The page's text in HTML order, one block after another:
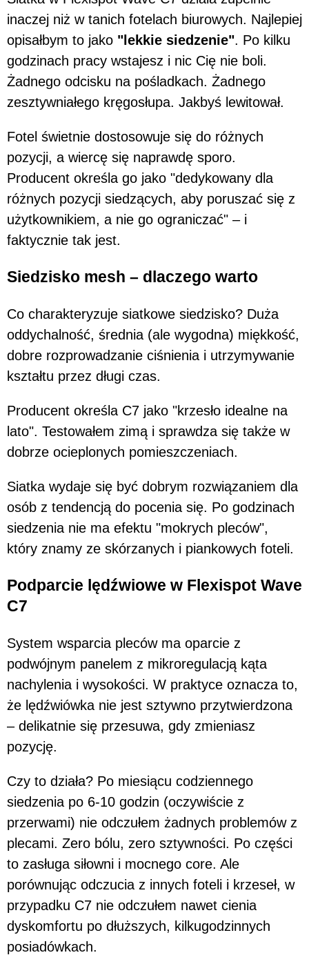
inaczej niż w tanich fotelach biurowych. Najlepiej
opisałbym to jako "lekkie siedzenie". Po kilku
godzinach pracy wstajesz i nic Cię nie boli.
Żadnego odcisku na pośladkach. Żadnego
zesztywniałego kręgosłupa. Jakbyś lewitował.
Fotel świetnie dostosowuje się do różnych
pozycji, a wiercę się naprawdę sporo.
Producent określa go jako "dedykowany dla
różnych pozycji siedzących, aby poruszać się z
użytkownikiem, a nie go ograniczać" – i
faktycznie tak jest.
Siedzisko mesh – dlaczego warto
Co charakteryzuje siatkowe siedzisko? Duża
oddychalność, średnia (ale wygodna) miękkość,
dobre rozprowadzanie ciśnienia i utrzymywanie
kształtu przez długi czas.
Producent określa C7 jako "krzesło idealne na
lato". Testowałem zimą i sprawdza się także w
dobrze ocieplonych pomieszczeniach.
Siatka wydaje się być dobrym rozwiązaniem dla
osób z tendencją do pocenia się. Po godzinach
siedzenia nie ma efektu "mokrych pleców",
który znamy ze skórzanych i piankowych foteli.
Podparcie lędźwiowe w Flexispot Wave
C7
System wsparcia pleców ma oparcie z
podwójnym panelem z mikroregulacją kąta
nachylenia i wysokości. W praktyce oznacza to,
że lędźwiówka nie jest sztywno przytwierdzona
– delikatnie się przesuwa, gdy zmieniasz
pozycję.
Czy to działa? Po miesiącu codziennego
siedzenia po 6-10 godzin (oczywiście z
przerwami) nie odczułem żadnych problemów z
plecami. Zero bólu, zero sztywności. Po części
to zasługa siłowni i mocnego core. Ale
porównując odczucia z innych foteli i krzeseł, w
przypadku C7 nie odczułem nawet cienia
dyskomfortu po dłuższych, kilkugodzinnych
posiadówkach.